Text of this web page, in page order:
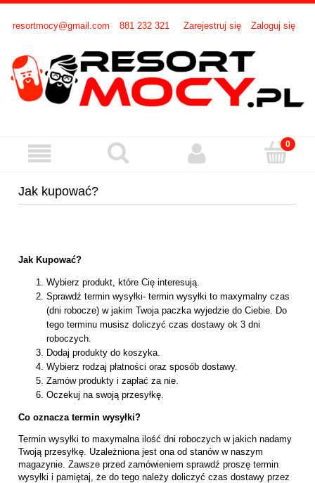
resortmocy@gmail.com 881 232 321 Zarejestruj się Zaloguj się
Jak kupować?
Jak Kupować?
Wybierz produkt, które Cię interesują.
Sprawdź termin wysyłki- termin wysyłki to maxymalny czas
(dni robocze) w jakim Twoja paczka wyjedzie do Ciebie. Do
tego terminu musisz doliczyć czas dostawy ok 3 dni
roboczych.
Dodaj produkty do koszyka.
Wybierz rodzaj płatności oraz sposób dostawy.
Zamów produkty i zapłać za nie.
Oczekuj na swoją przesyłkę.
Co oznacza termin wysyłki?
Termin wysyłki to maxymalna ilość dni roboczych w jakich nadamy
Twoją przesyłkę. Uzależniona jest ona od stanów w naszym
magazynie. Zawsze przed zamówieniem sprawdź proszę termin
wysyłki i pamiętaj, że do tego należy doliczyć czas dostawy przez